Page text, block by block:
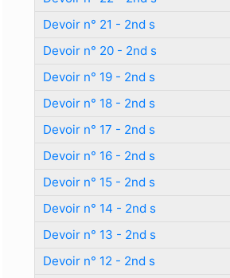
Devoir n° 21 - 2nd s
Devoir n° 20 - 2nd s
Devoir n° 19 - 2nd s
Devoir n° 18 - 2nd s
Devoir n° 17 - 2nd s
Devoir n° 16 - 2nd s
Devoir n° 15 - 2nd s
Devoir n° 14 - 2nd s
Devoir n° 13 - 2nd s
Devoir n° 12 - 2nd s